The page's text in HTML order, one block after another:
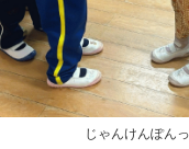
じゃんけんぽん